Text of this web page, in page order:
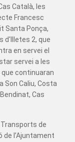
Català, les
Francesc
Santa Ponça,
d'Illetes 2, que
en servei el
servei a les
que continuaran
Son Caliu, Costa
Cas
de
de l’Ajuntament